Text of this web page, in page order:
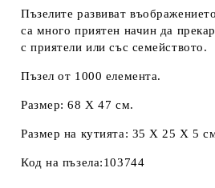
Пъзелите развиват
са много приятен начин да
с приятели или със семейството.
Пъзел от 1000 елемента.
Размер: 68 Х 47 см.
Размер на кутията: 35 Х 25 Х 5
Код на пъзела:103744